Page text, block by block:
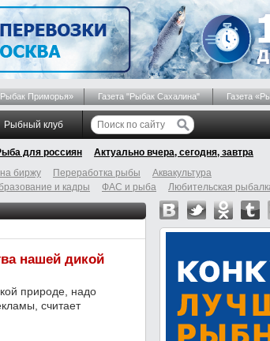
Приморья» Газета "Рыбак Сахалина" Газета
Рыбный клуб
для россиян
Актуально вчера, сегодня, завтра
биржу Переработка рыбы
Аквакультура
и кадры ФАС и рыба Любительская
нашей дикой
природе, надо
считает